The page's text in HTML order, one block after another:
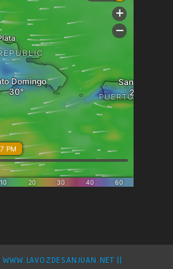
|| WWW.LAVOZDESANJUAN.NET ||